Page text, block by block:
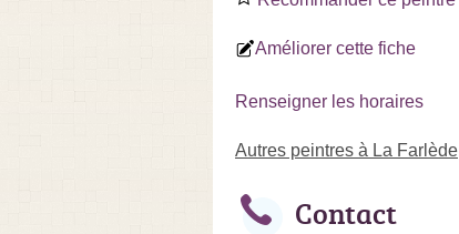
Améliorer cette fiche
Renseigner les horaires
Autres peintres à La Farlède
Contact